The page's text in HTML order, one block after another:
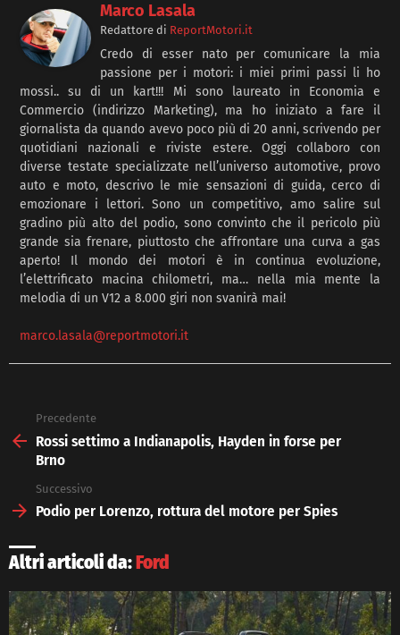
Marco Lasala
Redattore di ReportMotori.it
Credo di esser nato per comunicare la mia
passione per i motori: i miei primi passi li ho
mossi.. su di un kart!!! Mi sono laureato in Economia e
Commercio (indirizzo Marketing), ma ho iniziato a fare il
giornalista da quando avevo poco più di 20 anni, scrivendo per
quotidiani nazionali e riviste estere. Oggi collaboro con
diverse testate specializzate nell’universo automotive, provo
auto e moto, descrivo le mie sensazioni di guida, cerco di
emozionare i lettori. Sono un competitivo, amo salire sul
gradino più alto del podio, sono convinto che il pericolo più
grande sia frenare, piuttosto che affrontare una curva a gas
aperto! Il mondo dei motori è in continua evoluzione,
l’elettrificato macina chilometri, ma… nella mia mente la
melodia di un V12 a 8.000 giri non svanirà mai!
marco.lasala@reportmotori.it
more
Precedente
Rossi settimo a Indianapolis, Hayden in forse per
Brno
Successivo
Podio per Lorenzo, rottura del motore per Spies
Altri articoli da:Ford